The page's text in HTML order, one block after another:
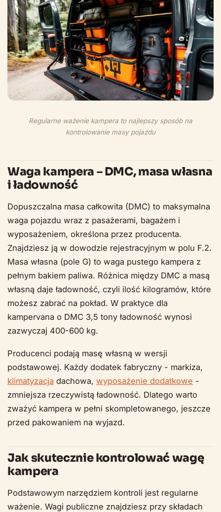
Regularne ważenie kampera to najlepszy sposób na
kontrolowanie masy pojazdu
Waga kampera – DMC, masa własna
i ładowność
Dopuszczalna masa całkowita (DMC) to maksymalna
waga pojazdu wraz z pasażerami, bagażem i
wyposażeniem, określona przez producenta.
Znajdziesz ją w dowodzie rejestracyjnym w polu F.2.
Masa własna (pole G) to waga pustego kampera z
pełnym bakiem paliwa. Różnica między DMC a masą
własną daje ładowność, czyli ilość kilogramów, które
możesz zabrać na pokład. W praktyce dla
kampervana o DMC 3,5 tony ładowność wynosi
zazwyczaj 400-600 kg.
Producenci podają masę własną w wersji
podstawowej. Każdy dodatek fabryczny - markiza,
klimatyzacja dachowa, wyposażenie dodatkowe -
zmniejsza rzeczywistą ładowność. Dlatego warto
zważyć kampera w pełni skompletowanego, jeszcze
przed pakowaniem na wyjazd.
Jak skutecznie kontrolować wagę
kampera
Podstawowym narzędziem kontroli jest regularne
ważenie. Wagi publiczne znajdziesz przy składach